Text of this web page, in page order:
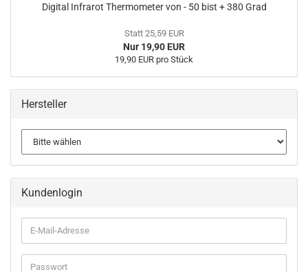
Digital Infrarot Thermometer von - 50 bist + 380 Grad
Statt 25,59 EUR
Nur 19,90 EUR
19,90 EUR pro Stück
Hersteller
Kundenlogin
E-
Mail-
Adresse
Passwort